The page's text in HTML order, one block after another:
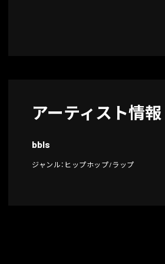
アーティスト情報
bbls
ジャンル：ヒップホップ/ラップ